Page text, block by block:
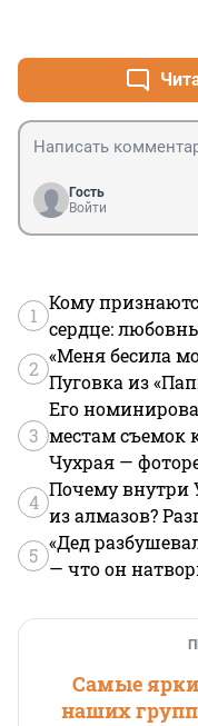
был ковид?Ан нет
почти полное
другими
лечение .Да и
рождение.Виноват
нормальной
заткнулись и
население.Или
Гость
Войти
1
Кому
сердце:
2
«Меня бесила
Пуговка из
3
Его
местам съемок
Чухрая —
4
Почему внутри
из алмазов?
5
«Дед
— что он
Самые
наших